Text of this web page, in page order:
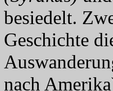
besiedelt.
Geschichte
nach